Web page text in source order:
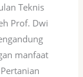
Teknis
Prof. Dwi
manfaat